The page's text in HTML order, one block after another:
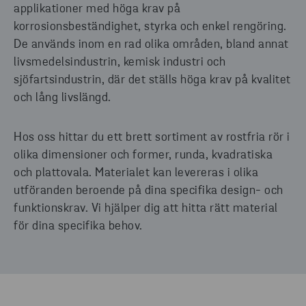
applikationer med höga krav på
korrosionsbeständighet, styrka och enkel rengöring.
De används inom en rad olika områden, bland annat
livsmedelsindustrin, kemisk industri och
sjöfartsindustrin, där det ställs höga krav på kvalitet
och lång livslängd.
Hos oss hittar du ett brett sortiment av rostfria rör i
olika dimensioner och former, runda, kvadratiska
och plattovala. Materialet kan levereras i olika
utföranden beroende på dina specifika design- och
funktionskrav. Vi hjälper dig att hitta rätt material
för dina specifika behov.